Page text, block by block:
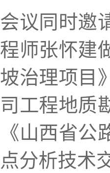
会议同时邀
程师张怀建
坡治理项目
司工程地质
《山西省
点分析技术